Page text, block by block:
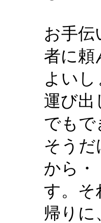
お手伝
者に頼
よい
運び出
でも
そうだ
から・
す。そ
帰りに